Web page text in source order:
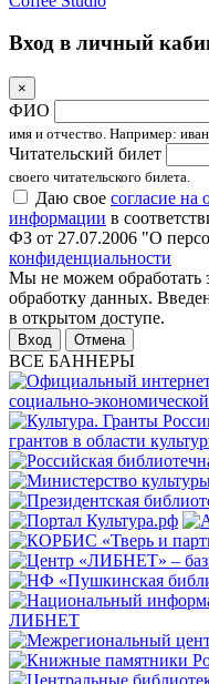
Вход в личный
×
ФИО
имя и отчество. Например:
Читательский билет
своего читательского билета.
Даю свое согласие на
информации в
ФЗ от 27.07.2006 "О
конфиденциальности
Мы не можем обработать
обработку данных.
в открытом доступе.
Отмена
ВСЕ БАННЕРЫ